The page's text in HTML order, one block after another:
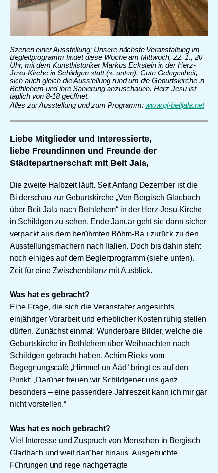
Szenen einer Ausstellung: Unsere nächste Veranstaltung im
Begleitprogramm findet diese Woche am Mittwoch, 22. 1., 20
Uhr, mit dem Kunsthistoriker Markus Eckstein in der Herz-
Jesu-Kirche in Schildgen statt (s. unten). Gute Gelegenheit,
sich auch gleich die Ausstellung rund um die Geburtskirche in
Bethlehem und ihre Sanierung anzuschauen. Herz Jesu ist
täglich von 8-18 geöffnet.
Alles zur Ausstellung und zum Programm: www.gl-beitjala.net
Liebe Mitglieder und Interessierte,
liebe Freundinnen und Freunde der
Städtepartnerschaft mit Beit Jala,
Die zweite Halbzeit läuft. Seit Anfang Dezember ist die
Bilderschau zur Geburtskirche „Von Bergisch Gladbach
über Beit Jala nach Bethlehem“ in der Herz-Jesu-Kirche
in Schildgen zu sehen. Ende Januar geht sie dann sicher
verpackt aus dem berühmten Böhm-Bau zurück zu den
Ausstellungsmachern nach Italien. Doch bis dahin steht
noch einiges auf dem Begleitprogramm (siehe unten).
Zeit für eine Zwischenbilanz mit Ausblick.
Was hat es gebracht?
Eine Frage, die sich die Veranstalter angesichts
einjähriger Vorarbeit und erheblicher Kosten ruhig stellen
dürfen. Zunächst einmal: Wunderbare Bilder, welche die
Geburtskirche in Bethlehem über Weihnachten nach
Schildgen gebracht haben. Achim Rieks vom
Begegnungscafé „Himmel un Ääd“ bringt es auf den
Punkt: „Darüber freuen wir Schildgener uns ganz
besonders – eine passendere Jahreszeit kann ich mir gar
nicht vorstellen.“
Was hat es noch gebracht?
Viel Interesse und Zuspruch von Menschen in Bergisch
Gladbach und weit darüber hinaus. Ausgebuchte
Führungen und rege nachgefragte